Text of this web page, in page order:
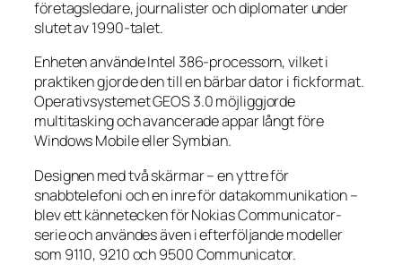
företagsledare, journalister och diplomater under
slutet av 1990-talet.
Enheten använde Intel 386-processorn, vilket i
praktiken gjorde den till en bärbar dator i fickformat.
Operativsystemet GEOS 3.0 möjliggjorde
multitasking och avancerade appar långt före
Windows Mobile eller Symbian.
Designen med två skärmar – en yttre för
snabbtelefoni och en inre för datakommunikation –
blev ett kännetecken för Nokias Communicator-
serie och användes även i efterföljande modeller
som 9110, 9210 och 9500 Communicator.